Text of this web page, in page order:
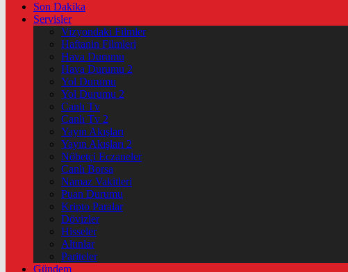
Son Dakika
Servisler
Vizyondaki Filmler
Haftanin Filmleri
Hava Durumu
Hava Durumu 2
Yol Durumu
Yol Durumu 2
Canlı Tv
Canlı Tv 2
Yayın Akışları
Yayın Akışları 2
Nöbetçi Eczaneler
Canlı Borsa
Namaz Vakitleri
Puan Durumu
Kripto Paralar
Dövizler
Hisseler
Altınlar
Pariteler
Gündem